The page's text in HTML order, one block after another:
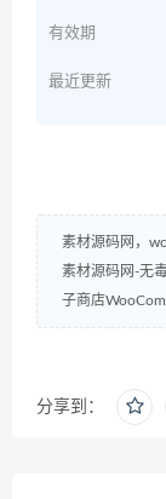
有效期
最近更新
素材源码网，
素材源码网-无
子商店
分享到：